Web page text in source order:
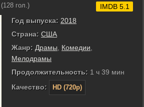
128 гол.)
Год выпуска: 2018
Страна: США
Жанр: Драмы Комедии
Мелодрамы
Продолжительность: 1 ч 39 мин
Качество:
HD (720p)
IMDB 5.1